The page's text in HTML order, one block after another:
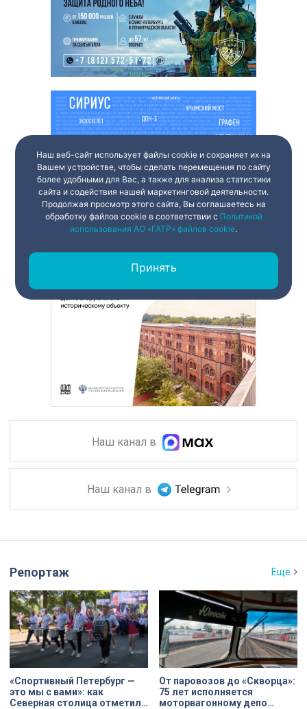
Наш канал в
Наш канал в
Репортаж Ещё
«Спортивный Петербург —
это мы с вами»: как
Северная столица отметила
От паровозов до «Скворца»:
75 лет исполняется
моторвагонному депо
Наш веб-сайт использует файлы cookie и сохраняет их на
Вашем устройстве, чтобы сделать перемещения по сайту
более удобными для Вас, а также для анализа статистики
сайта и содействия нашей маркетинговой деятельности.
Продолжая просмотр этого сайта, Вы соглашаетесь на
обработку файлов cookie в соответствии с Политикой
использования АО «ГАТР» файлов cookie.
Принять